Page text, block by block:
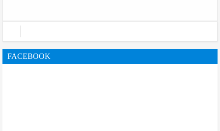
FACEBOOK